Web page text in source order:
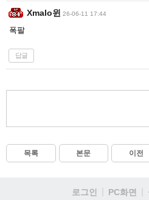
Xmalo윈 26-06-11 17:44
폭팔
답글
목록 본문 이전
로그인 PC화면